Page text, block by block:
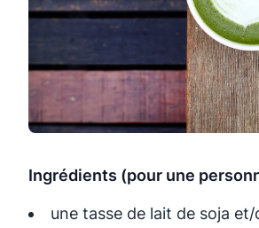
Ingrédients (pour une
une tasse de lait de soja et/